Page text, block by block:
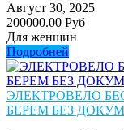
Август 30, 2025
200000.00 Руб
Для женщин
Подробней
ЭЛЕКТРОВЕЛО
БЕРЕМ БЕЗ